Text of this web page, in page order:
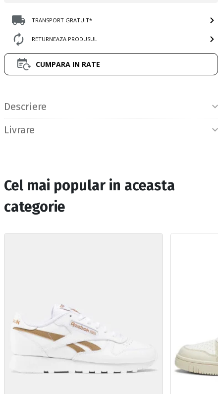
TRANSPORT GRATUIT*
RETURNEAZA PRODUSUL
CUMPARA IN RATE
Descriere
Livrare
Cel mai popular in aceasta
categorie